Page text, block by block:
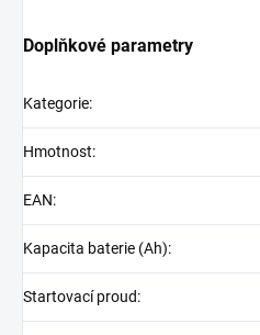
Doplňkové parametry
Kategorie:
Hmotnost:
EAN:
Kapacita baterie (Ah):
Startovací proud: